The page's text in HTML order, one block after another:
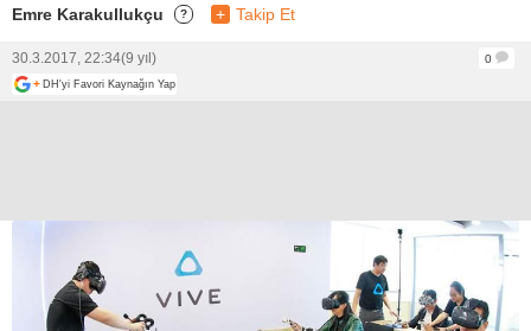
Emre Karakullukçu ? + Takip Et
30.3.2017, 22:34(9 yıl)
0
+ DH'yi Favori Kaynağın Yap